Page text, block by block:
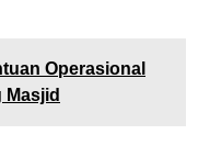
Operasional